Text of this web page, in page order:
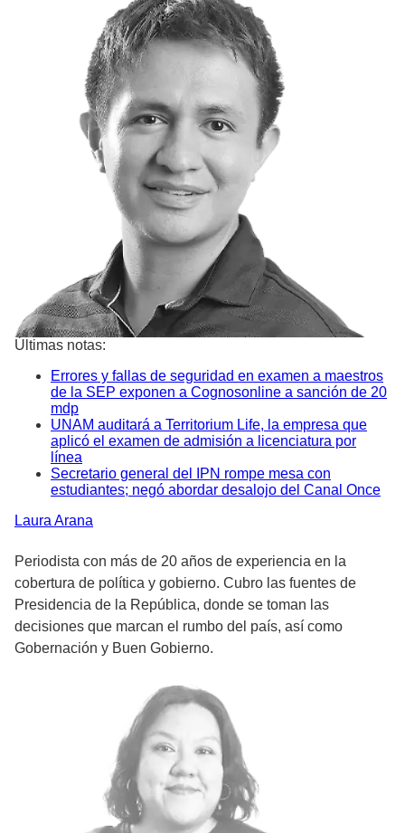
Últimas notas:
Errores y fallas de seguridad en examen a maestros
de la SEP exponen a Cognosonline a sanción de 20
mdp
UNAM auditará a Territorium Life, la empresa que
aplicó el examen de admisión a licenciatura por
línea
Secretario general del IPN rompe mesa con
estudiantes; negó abordar desalojo del Canal Once
LauraArana
Periodista con más de 20 años de experiencia en la
cobertura de política y gobierno. Cubro las fuentes de
Presidencia de la República, donde se toman las
decisiones que marcan el rumbo del país, así como
Gobernación y Buen Gobierno.